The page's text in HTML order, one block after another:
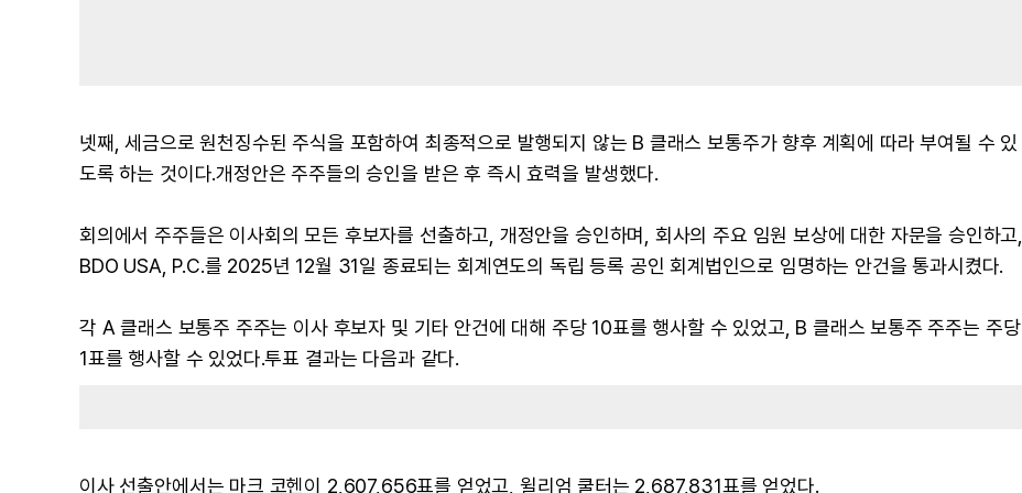
넷째, 세금으로 원천징수된 주식을 포함하여 최종적으로 발행되지 않는 B 클래스 보통주가 향후 계획에 따라 부여될 수 있
도록 하는 것이다.개정안은 주주들의 승인을 받은 후 즉시 효력을 발생했다.
회의에서 주주들은 이사회의 모든 후보자를 선출하고, 개정안을 승인하며, 회사의 주요 임원 보상에 대한 자문을 승인하고,
BDO USA, P.C.를 2025년 12월 31일 종료되는 회계연도의 독립 등록 공인 회계법인으로 임명하는 안건을 통과시켰다.
각 A 클래스 보통주 주주는 이사 후보자 및 기타 안건에 대해 주당 10표를 행사할 수 있었고, B 클래스 보통주 주주는 주당
1표를 행사할 수 있었다.투표 결과는 다음과 같다.
이사 선출안에서는 마크 코헨이 2,607,656표를 얻었고, 윌리엄 쿨터는 2,687,831표를 얻었다.